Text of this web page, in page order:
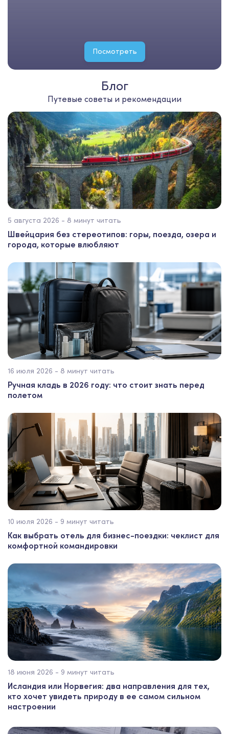
Посмотреть
Блог
Путевые советы и рекомендации
5 августа 2026 - 8 минут читать
Швейцария без стереотипов: горы, поезда, озера и
города, которые влюбляют
16 июля 2026 - 8 минут читать
Ручная кладь в 2026 году: что стоит знать перед
полетом
10 июля 2026 - 9 минут читать
Как выбрать отель для бизнес-поездки: чеклист для
комфортной командировки
18 июня 2026 - 9 минут читать
Исландия или Норвегия: два направления для тех,
кто хочет увидеть природу в ее самом сильном
настроении